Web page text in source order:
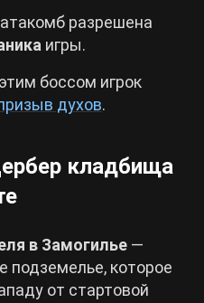
разрешена
игры.
боссом игрок
духов.
кладбища
в Замогилье —
подземелье, которое
от стартовой